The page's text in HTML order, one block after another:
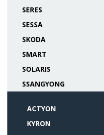
SERES
SESSA
SKODA
SMART
SOLARIS
SSANGYONG
ACTYON
KYRON